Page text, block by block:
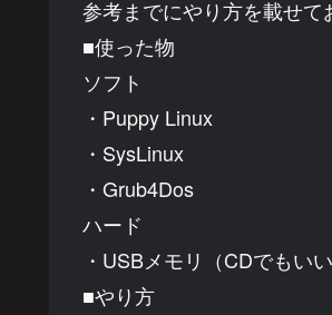
参考までにやり方を載せて
■使った物
ソフト
・Puppy Linux
・SysLinux
・Grub4Dos
ハード
・USBメモリ（CDでもいい
■やり方